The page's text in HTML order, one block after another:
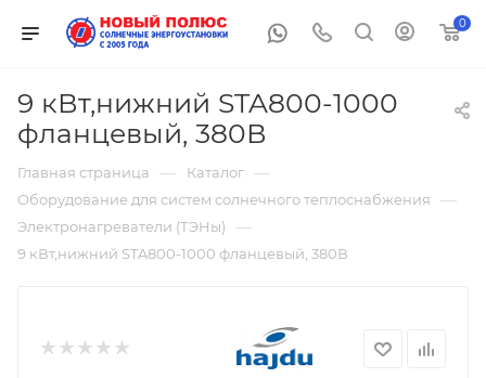
0
9 кВт,нижний STA800-1000
фланцевый, 380В
Главная страница — Каталог —
Оборудование для систем солнечного теплоснабжения —
Электронагреватели (ТЭНы) —
9 кВт,нижний STA800-1000 фланцевый, 380В